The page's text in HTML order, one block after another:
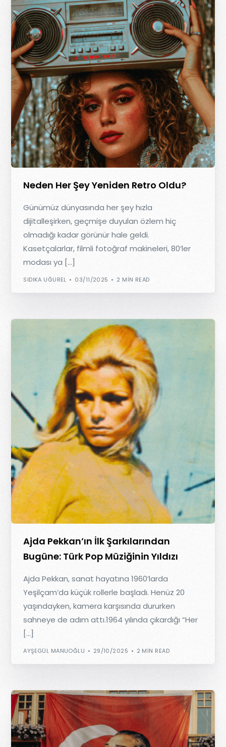
Neden Her Şey Yeniden Retro Oldu?
Günümüz dünyasında her şey hızla
dijitalleşirken, geçmişe duyulan özlem hiç
olmadığı kadar görünür hale geldi.
Kasetçalarlar, filmli fotoğraf makineleri, 80’ler
modası ya […]
SIDIKA UĞUREL 03/11/2025 2 MIN READ
Ajda Pekkan’ın İlk Şarkılarından
Bugüne: Türk Pop Müziğinin Yıldızı
Ajda Pekkan, sanat hayatına 1960’larda
Yeşilçam’da küçük rollerle başladı. Henüz 20
yaşındayken, kamera karşısında dururken
sahneye de adım attı.1964 yılında çıkardığı “Her
[…]
AYŞEGÜL MANUOĞLU 29/10/2025 2 MIN READ